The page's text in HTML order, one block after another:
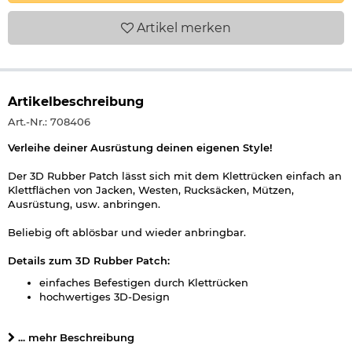
Artikel merken
Artikelbeschreibung
Art.-Nr.: 708406
Verleihe deiner Ausrüstung deinen eigenen Style!
Der 3D Rubber Patch lässt sich mit dem Klettrücken einfach an
Klettflächen von Jacken, Westen, Rucksäcken, Mützen,
Ausrüstung, usw. anbringen.
Beliebig oft ablösbar und wieder anbringbar.
Details zum 3D Rubber Patch:
einfaches Befestigen durch Klettrücken
hochwertiges 3D-Design
Maße: ca. 9,1 x 2,4 x 0,6 cm
... mehr Beschreibung